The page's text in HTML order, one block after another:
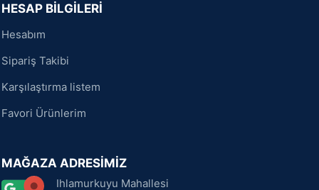
HESAP BİLGİLERİ
Hesabım
Sipariş Takibi
Karşılaştırma listem
Favori Ürünlerim
MAĞAZA ADRESİMİZ
Ihlamurkuyu Mahallesi